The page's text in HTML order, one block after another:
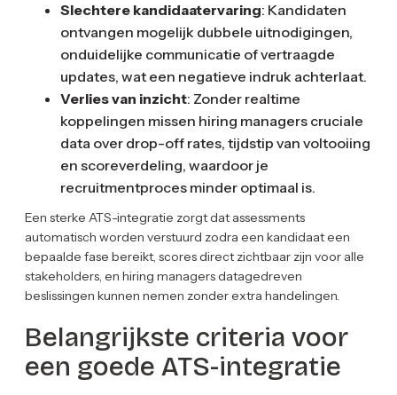
Slechtere kandidaatervaring: Kandidaten
ontvangen mogelijk dubbele uitnodigingen,
onduidelijke communicatie of vertraagde
updates, wat een negatieve indruk achterlaat.
Verlies van inzicht: Zonder realtime
koppelingen missen hiring managers cruciale
data over drop-off rates, tijdstip van voltooiing
en scoreverdeling, waardoor je
recruitmentproces minder optimaal is.
Een sterke ATS-integratie zorgt dat assessments
automatisch worden verstuurd zodra een kandidaat een
bepaalde fase bereikt, scores direct zichtbaar zijn voor alle
stakeholders, en hiring managers datagedreven
beslissingen kunnen nemen zonder extra handelingen.
Belangrijkste criteria voor
een goede ATS-integratie